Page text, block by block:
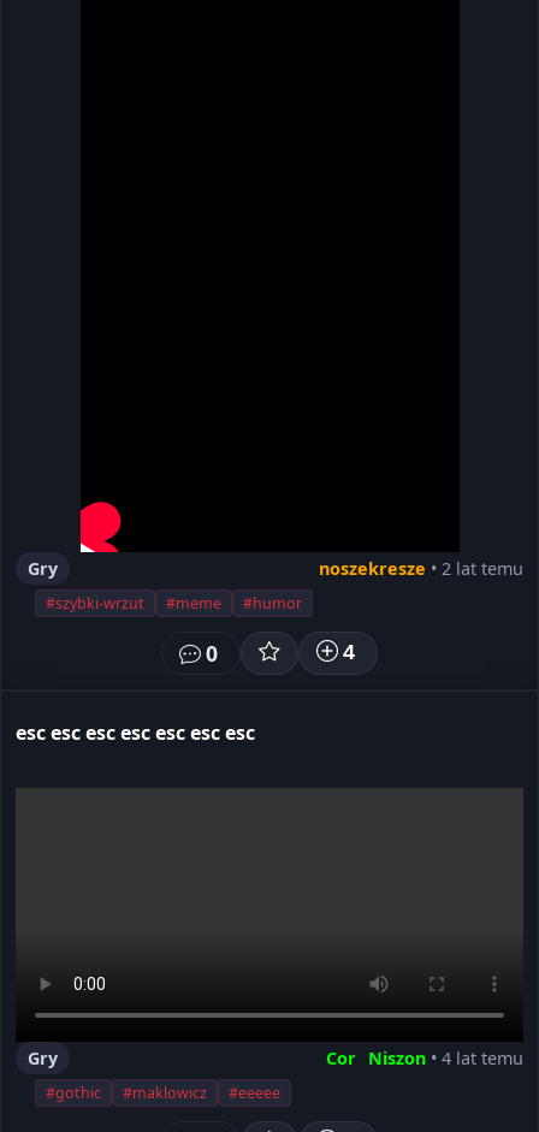
Gry noszekresze • 2 lat temu
#szybki-wrzut #meme #humor
0 4
esc esc esc esc esc esc esc
Gry Cor⠀Niszon • 4 lat temu
#gothic #maklowicz #eeeee